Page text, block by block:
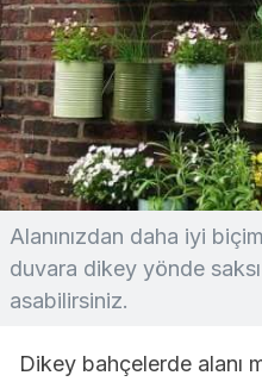
Alanınızdan daha iyi
duvara dikey yönde
asabilirsiniz.
Dikey bahçelerde alanı